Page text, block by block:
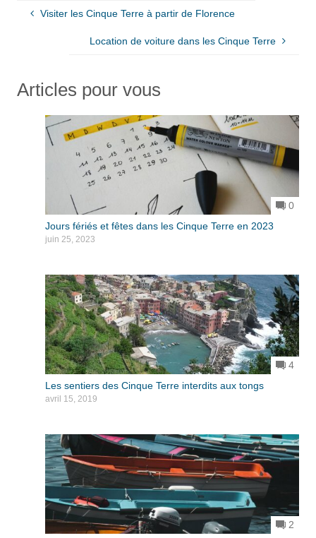
Visiter les Cinque Terre à partir de Florence
Location de voiture dans les Cinque Terre
Articles pour vous
0
Jours fériés et fêtes dans les Cinque Terre en 2023
juin 25, 2023
4
Les sentiers des Cinque Terre interdits aux tongs
avril 15, 2019
2